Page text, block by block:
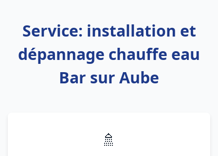
Service: installation et
dépannage chauffe eau
Bar sur Aube
🚿